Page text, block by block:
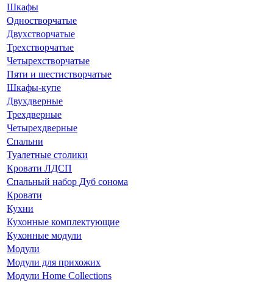
Шкафы
Одностворчатые
Двухстворчатые
Трехстворчатые
Четырехстворчатые
Пяти и шестистворчатые
Шкафы-купе
Двухдверные
Трехдверные
Четырехдверные
Спальни
Туалетные столики
Кровати ЛДСП
Спальный набор Дуб сонома
Кровати
Кухни
Кухонные комплектующие
Кухонные модули
Модули
Модули для прихожих
Модули Home Collections